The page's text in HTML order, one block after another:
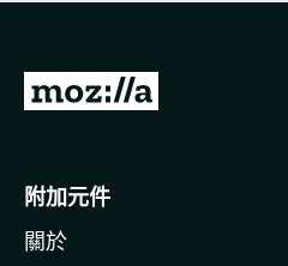
有
前
o
i
附加元件
關於